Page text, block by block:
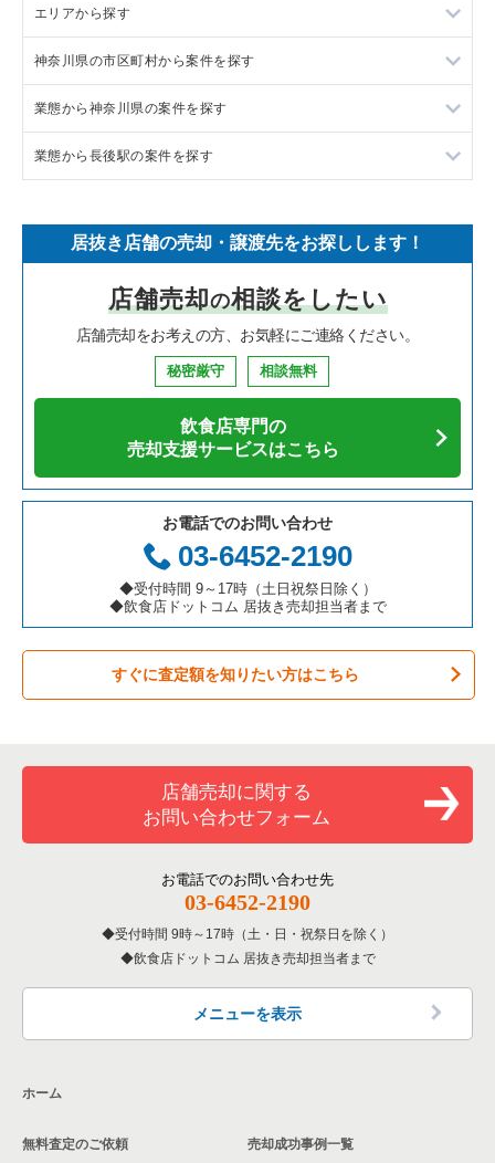
ラーメンの居抜き売却物件の案件一覧
フランス料理の居抜き売却物件の案件一覧
イタリア料理の居抜き売却物件の案件一覧
中華の居抜き売却物件の案件一覧
寿司の居抜き売却物件の案件一覧
焼肉の居抜き売却物件の案件一覧
鉄板焼き・お好み焼の居抜き売却物件の案件一覧
カフェの居抜き売却物件の案件一覧
テイクアウトの居抜き売却物件の案件一覧
お弁当・惣菜・デリの居抜き売却物件の案件一覧
カラオケ・パブ・スナックの居抜き売却物件の案件一覧
バーの居抜き売却物件の案件一覧
居酒屋・ダイニングバーの居抜き売却物件の案件一覧
洋食の居抜き売却物件の案件一覧
その他の居抜き売却物件の案件一覧
エリアから探す
東京23区の飲食店の居抜き売却物件の案件一覧
東京都下の飲食店の居抜き売却物件の案件一覧
千葉県の飲食店の居抜き売却物件の案件一覧
神奈川県の飲食店の居抜き売却物件の案件一覧
大阪府の飲食店の居抜き売却物件の案件一覧
兵庫県の飲食店の居抜き売却物件の案件一覧
愛知県の飲食店の居抜き売却物件の案件一覧
岐阜県の飲食店の居抜き売却物件の案件一覧
三重県の飲食店の居抜き売却物件の案件一覧
神奈川県の市区町村から案件を探す
大和市の飲食店の居抜き売却物件の案件一覧
鎌倉市の飲食店の居抜き売却物件の案件一覧
川崎市高津区の飲食店の居抜き売却物件の案件一覧
横浜市鶴見区の飲食店の居抜き売却物件の案件一覧
川崎市中原区の飲食店の居抜き売却物件の案件一覧
横浜市南区の飲食店の居抜き売却物件の案件一覧
横浜市港北区の飲食店の居抜き売却物件の案件一覧
横浜市神奈川区の飲食店の居抜き売却物件の案件一覧
横浜市都筑区の飲食店の居抜き売却物件の案件一覧
横浜市西区の飲食店の居抜き売却物件の案件一覧
川崎市宮前区の飲食店の居抜き売却物件の案件一覧
川崎市幸区の飲食店の居抜き売却物件の案件一覧
厚木市の飲食店の居抜き売却物件の案件一覧
中郡の飲食店の居抜き売却物件の案件一覧
三浦郡の飲食店の居抜き売却物件の案件一覧
茅ヶ崎市の飲食店の居抜き売却物件の案件一覧
業態から神奈川県の案件を探す
神奈川県のラーメンの居抜き売却物件の案件一覧
神奈川県のイタリア料理の居抜き売却物件の案件一覧
神奈川県の中華の居抜き売却物件の案件一覧
神奈川県のそば・うどんの居抜き売却物件の案件一覧
神奈川県の焼肉の居抜き売却物件の案件一覧
神奈川県の鉄板焼き・お好み焼の居抜き売却物件の案件一覧
神奈川県のアジア料理の居抜き売却物件の案件一覧
神奈川県のカフェの居抜き売却物件の案件一覧
神奈川県のテイクアウトの居抜き売却物件の案件一覧
神奈川県のお弁当・惣菜・デリの居抜き売却物件の案件一覧
神奈川県のバーの居抜き売却物件の案件一覧
神奈川県の居酒屋・ダイニングバーの居抜き売却物件の案件一
神奈川県の専門料理の居抜き売却物件の案件一覧
神奈川県の和食の居抜き売却物件の案件一覧
神奈川県の洋食の居抜き売却物件の案件一覧
業態から長後駅の案件を探す
長後駅の居酒屋・ダイニングバーの居抜き売却物件の案件一覧
長後駅の洋食の居抜き売却物件の案件一覧
居抜き店舗の売却・譲渡先をお探しします！
店舗売却の相談をしたい
店舗売却をお考えの方、お気軽にご連絡ください。
秘密厳守 相談無料
飲食店専門の
売却支援サービスはこちら
お電話でのお問い合わせ
03-6452-2190
◆受付時間 9～17時（土日祝祭日除く）
◆飲食店ドットコム 居抜き売却担当者まで
すぐに査定額を知りたい方はこちら
店舗売却に関する
お問い合わせフォーム
お電話でのお問い合わせ先
03-6452-2190
受付時間 9時～17時（土・日・祝祭日を除く）
飲食店ドットコム 居抜き売却担当者まで
メニューを表示
ホーム
無料査定のご依頼 売却成功事例一覧